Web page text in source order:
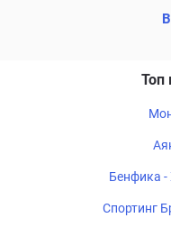
Топ
Бенфика
Спортинг